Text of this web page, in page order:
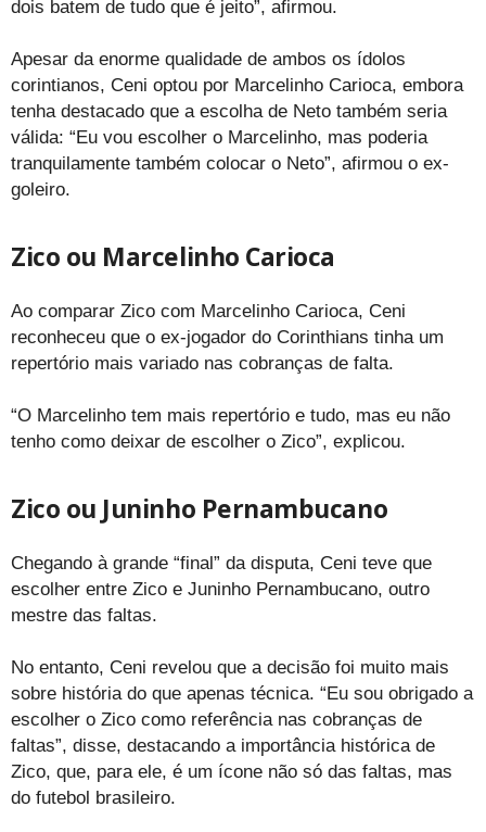
dois batem de tudo que é jeito”, afirmou.
Apesar da enorme qualidade de ambos os ídolos
corintianos, Ceni optou por Marcelinho Carioca, embora
tenha destacado que a escolha de Neto também seria
válida: “Eu vou escolher o Marcelinho, mas poderia
tranquilamente também colocar o Neto”, afirmou o ex-
goleiro.
Zico ou Marcelinho Carioca
Ao comparar Zico com Marcelinho Carioca, Ceni
reconheceu que o ex-jogador do Corinthians tinha um
repertório mais variado nas cobranças de falta.
“O Marcelinho tem mais repertório e tudo, mas eu não
tenho como deixar de escolher o Zico”, explicou.
Zico ou Juninho Pernambucano
Chegando à grande “final” da disputa, Ceni teve que
escolher entre Zico e Juninho Pernambucano, outro
mestre das faltas.
No entanto, Ceni revelou que a decisão foi muito mais
sobre história do que apenas técnica. “Eu sou obrigado a
escolher o Zico como referência nas cobranças de
faltas”, disse, destacando a importância histórica de
Zico, que, para ele, é um ícone não só das faltas, mas
do futebol brasileiro.